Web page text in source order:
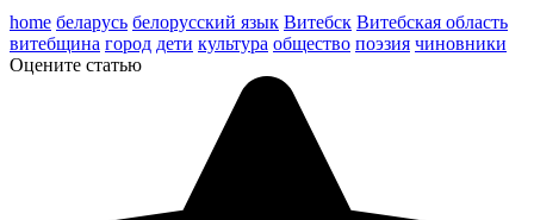
home беларусь белорусский язык Витебск Витебская область
витебщина город дети культура общество поэзия чиновники
Оцените статью